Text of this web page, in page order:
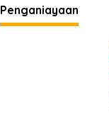
Polisi
Penganiayaan